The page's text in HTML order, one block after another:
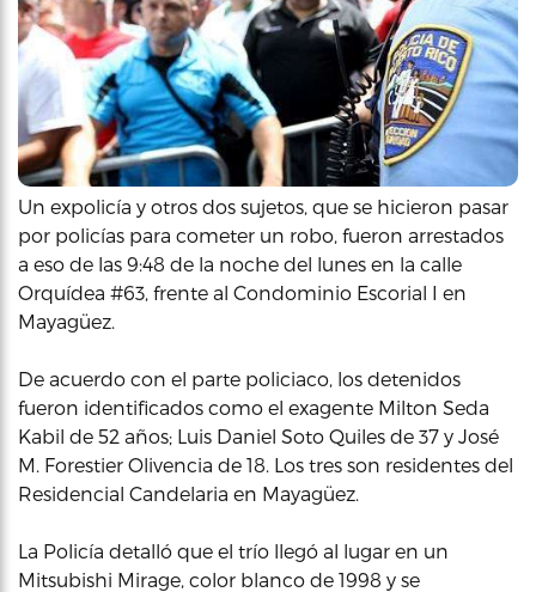
Un expolicía y otros dos sujetos, que se hicieron pasar
por policías para cometer un robo, fueron arrestados
a eso de las 9:48 de la noche del lunes en la calle
Orquídea #63, frente al Condominio Escorial I en
Mayagüez.
De acuerdo con el parte policiaco, los detenidos
fueron identificados como el exagente Milton Seda
Kabil de 52 años; Luis Daniel Soto Quiles de 37 y José
M. Forestier Olivencia de 18. Los tres son residentes del
Residencial Candelaria en Mayagüez.
La Policía detalló que el trío llegó al lugar en un
Mitsubishi Mirage, color blanco de 1998 y se